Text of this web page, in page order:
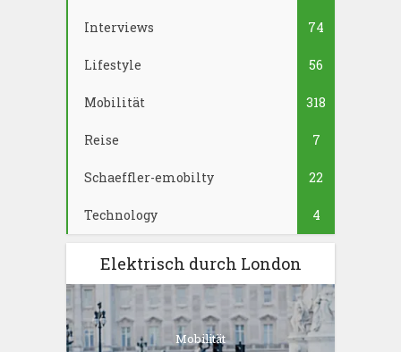
Interviews 74
Lifestyle 56
Mobilität 318
Reise 7
Schaeffler-emobilty 22
Technology 4
Elektrisch durch London
Mobilität